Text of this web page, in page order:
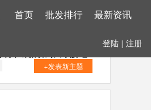
首页 批发排行 最新资讯
登陆 | 注册
+发表新主题